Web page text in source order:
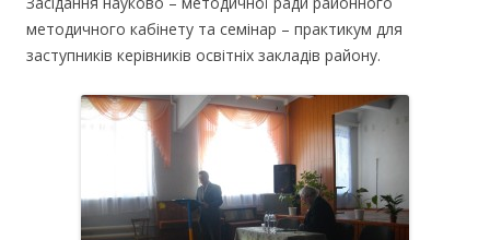
методичного кабінету та семінар – практикум для
заступників керівників освітніх закладів району.